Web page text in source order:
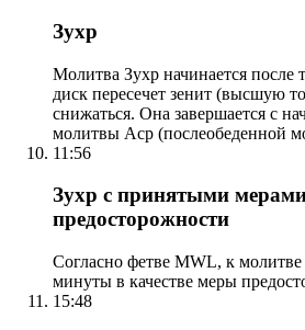
Зухр
Молитва Зухр начинается после
диск пересечет зенит (высшую
снижаться. Она завершается с
молитвы Аср (послеобеденной
11:56
Зухр с принятыми
предосторожности
Согласно фетве MWL, к молитве
минуты в качестве меры
15:48